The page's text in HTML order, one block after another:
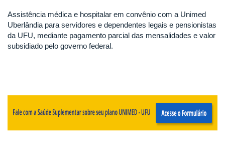
Assistência médica e hospitalar em convênio com a Unimed
Uberlândia para servidores e dependentes legais e pensionistas
da UFU, mediante pagamento parcial das mensalidades e valor
subsidiado pelo governo federal.